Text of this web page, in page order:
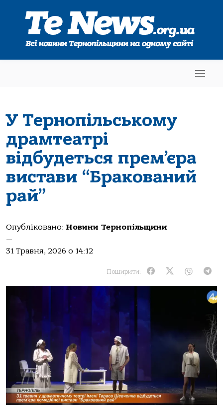
У Тернопільському
драмтеатрі
відбудеться прем’єра
вистави “Бракований
рай”
Опубліковано: Новини Тернопільщини
—
31 Травня, 2026 о 14:12
Поширити: